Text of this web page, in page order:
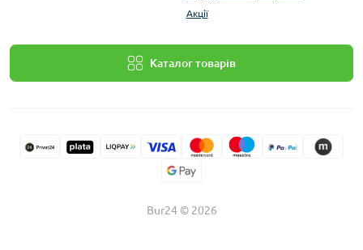
Акції
Каталог товарів
Bur24 © 2026